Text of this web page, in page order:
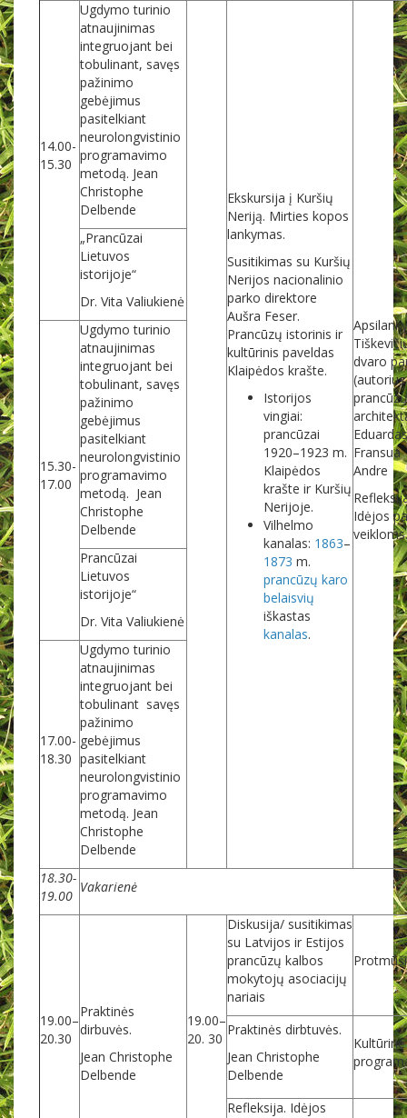
14.00-
15.30
Ugdymo turinio
atnaujinimas
integruojant bei
tobulinant, savęs
pažinimo
gebėjimus
pasitelkiant
neurolongvistinio
programavimo
metodą. Jean
Christophe
Delbende
Ekskursija į Kuršių
Neriją. Mirties kopos
lankymas.
Susitikimas su Kuršių
Nerijos nacionalinio
parko direktore
Aušra Feser.
Prancūzų istorinis ir
kultūrinis paveldas
Klaipėdos krašte.
Istorijos
vingiai:
prancūzai
1920–1923 m.
Klaipėdos
krašte ir Kuršių
Nerijoje.
Vilhelmo
kanalas: 1863–
1873 m.
prancūzų karo
belaisvių
iškastas
kanalas.
dvaro
(autorius
prancūzų
Eduardas
Fransua
Andre
Idėjos
veikloms.
„Prancūzai
Lietuvos
istorijoje“
Dr. Vita Valiukienė
15.30-
17.00
Ugdymo turinio
atnaujinimas
integruojant bei
tobulinant, savęs
pažinimo
gebėjimus
pasitelkiant
neurolongvistinio
programavimo
metodą. Jean
Christophe
Delbende
Prancūzai
Lietuvos
istorijoje“
Dr. Vita Valiukienė
17.00-
18.30
Ugdymo turinio
atnaujinimas
integruojant bei
tobulinant savęs
pažinimo
gebėjimus
pasitelkiant
neurolongvistinio
programavimo
metodą. Jean
Christophe
Delbende
18.30-
19.00
Vakarienė
19.00–
20.30
Praktinės
dirbuvės.
Jean Christophe
Delbende
19.00–
20. 30
Diskusija/ susitikimas
su Latvijos ir Estijos
prancūzų kalbos
mokytojų asociacijų
nariais
Praktinės dirbtuvės.
Jean Christophe
Delbende
Kultūrinė
Refleksija. Idėjos